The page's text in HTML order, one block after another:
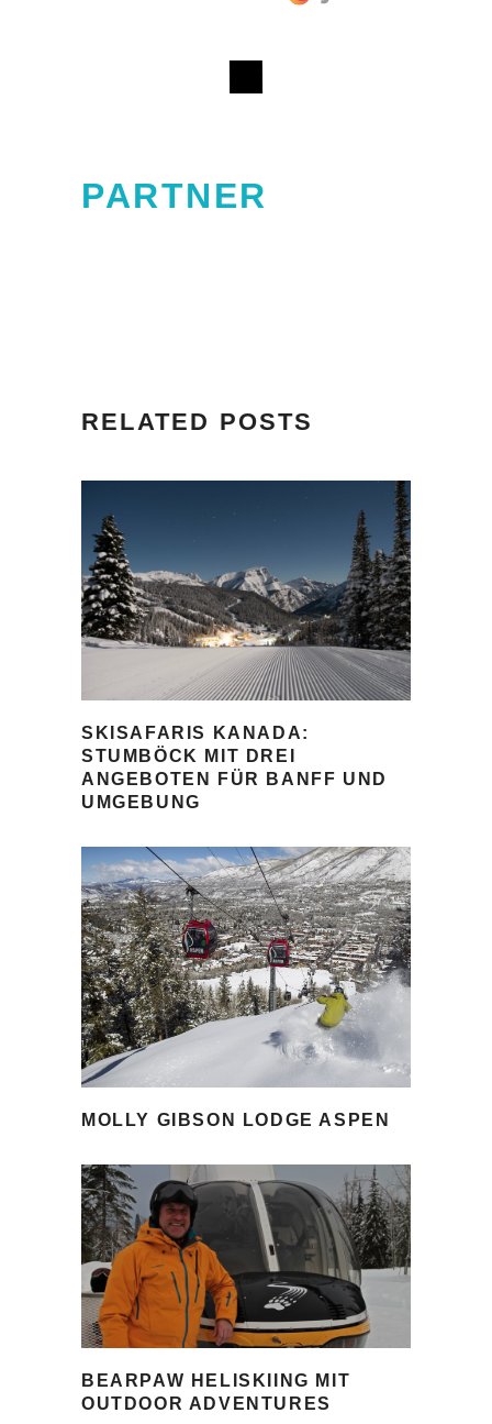
PARTNER
RELATED POSTS
SKISAFARIS KANADA:
STUMBÖCK MIT DREI
ANGEBOTEN FÜR BANFF UND
UMGEBUNG
MOLLY GIBSON LODGE ASPEN
BEARPAW HELISKIING MIT
OUTDOOR ADVENTURES